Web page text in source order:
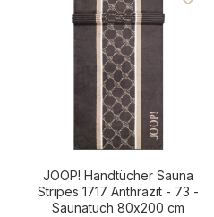
JOOP! Handtücher Sauna
Stripes 1717 Anthrazit - 73 -
Saunatuch 80x200 cm